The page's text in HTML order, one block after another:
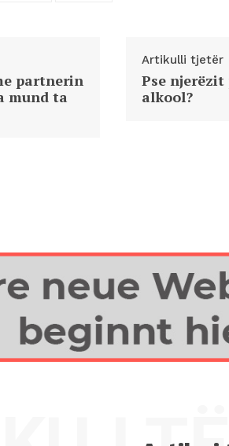
partnerin
mund ta
Artikulli tjetër
Pse
alkool?